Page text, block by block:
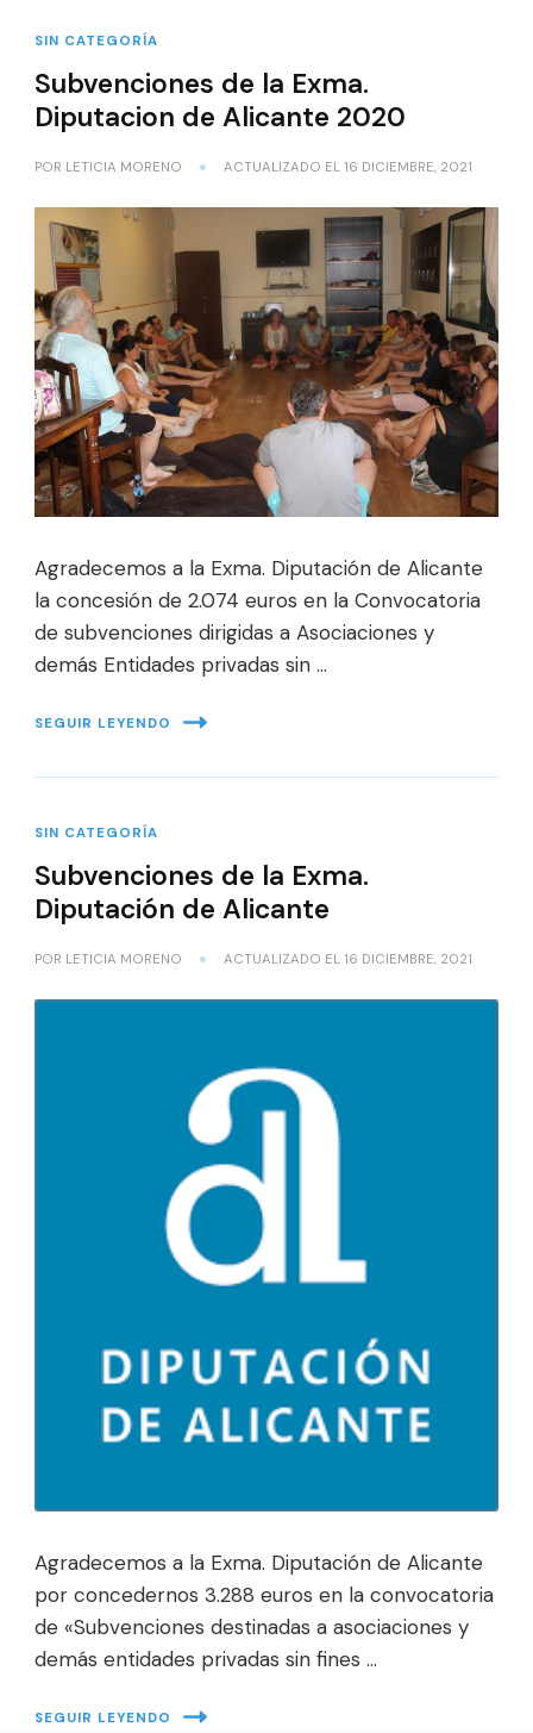
SIN CATEGORÍA
Subvenciones de la Exma.
Diputacion de Alicante 2020
POR LETICIA MORENO ACTUALIZADO EL 16 DICIEMBRE, 2021
Agradecemos a la Exma. Diputación de Alicante
la concesión de 2.074 euros en la Convocatoria
de subvenciones dirigidas a Asociaciones y
demás Entidades privadas sin …
SEGUIR LEYENDO
SIN CATEGORÍA
Subvenciones de la Exma.
Diputación de Alicante
POR LETICIA MORENO ACTUALIZADO EL 16 DICIEMBRE, 2021
Agradecemos a la Exma. Diputación de Alicante
por concedernos 3.288 euros en la convocatoria
de «Subvenciones destinadas a asociaciones y
demás entidades privadas sin fines …
SEGUIR LEYENDO